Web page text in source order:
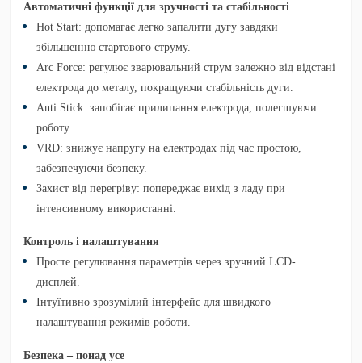
Автоматичні функції для зручності та стабільності
Hot Start: допомагає легко запалити дугу завдяки
збільшенню стартового струму.
Arc Force: регулює зварювальний струм залежно від відстані
електрода до металу, покращуючи стабільність дуги.
Anti Stick: запобігає прилипання електрода, полегшуючи
роботу.
VRD: знижує напругу на електродах під час простою,
забезпечуючи безпеку.
Захист від перегріву: попереджає вихід з ладу при
інтенсивному використанні.
Контроль і налаштування
Просте регулювання параметрів через зручний LCD-
дисплей.
Інтуїтивно зрозумілий інтерфейс для швидкого
налаштування режимів роботи.
Безпека – понад усе